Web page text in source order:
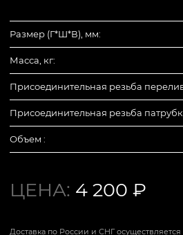
Размер (Г*Ш*В), мм:
Масса, кг:
Присоединительная резьба
Присоединительная резьба
Объем :
ЦЕНА: 4 200 ₽
Доставка по России и СНГ осуществляется